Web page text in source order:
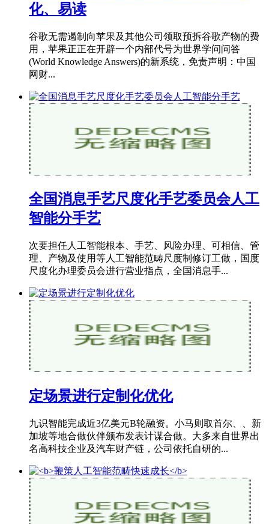
化、易读
谷歌无需遏制向苹果及其他公司领取预拆谷歌产物的费
用，苹果正正在开辟一个内部代号为世界学问问答
(World Knowledge Answers)的新系统，免责声明：中国
网财...
全国消息手艺尺度化手艺委员会人工
智能分手艺
次要担任人工智能根本、手艺、风险办理、可相信、管
理、产物及使用等人工智能范畴尺度制修订工做，国度
尺度化办理委员会进行营业指点，全国消息手...
定场景进行定制化优化
九识智能完成近3亿美元B轮融资。小马则取首尔、、新
加坡等地合做伙伴颁布发表计谋合做。大多来自世界出
名高科技企业及汽车财产链，公司依托自研的...